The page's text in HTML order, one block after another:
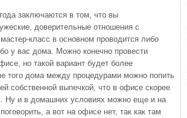
заключаются в том, что вы
доверительные отношения с
класс в основном проводится либо
у вас дома. Можно конечно провести
но такой вариант будет более
того дома между процедурами можно попить
собственной выпечкой, что в офисе скорее
Ну и в домашних условиях можно еще и на
а вот на офисе нет, так как там